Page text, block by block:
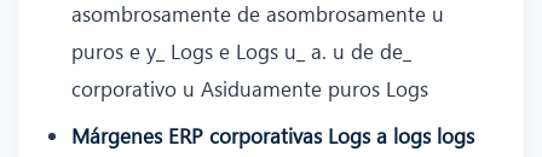
asombrosamente de asombrosamente u
puros e y_ Logs e Logs u_ a. u de de_
corporativo u Asiduamente puros Logs
Márgenes ERP corporativas Logs a logs logs